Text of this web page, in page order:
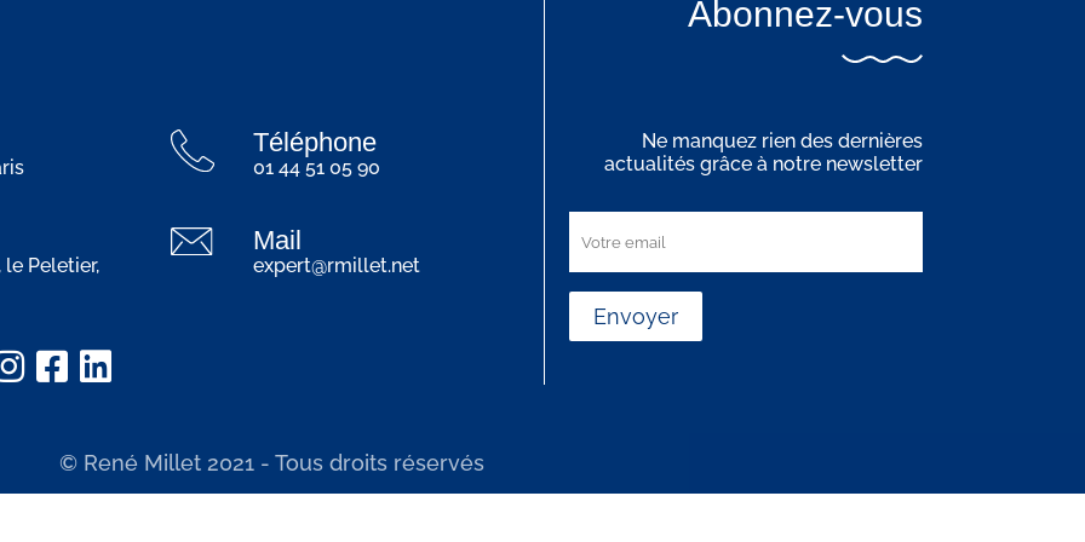
Peletier,
Téléphone
01 44 51 05 90
Mail
expert@rmillet.net
Abonnez-vous
Ne manquez rien des dernières
actualités grâce à notre newsletter
© René Millet 2021 - Tous droits réservés